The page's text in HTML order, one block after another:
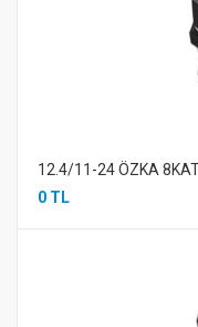
12.4/11-24 ÖZKA
0 TL